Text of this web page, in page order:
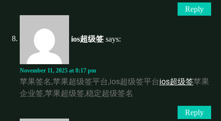
Reply
ios超级签 says:
November 11, 2025 at 8:17 pm
苹果签名,苹果超级签平台,ios超级签平台ios超级签苹果
企业签,苹果超级签,稳定超级签名
Reply